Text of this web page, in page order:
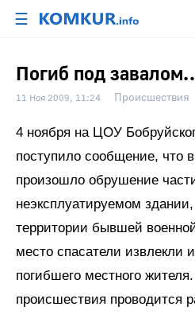
☰
Погиб под
11 Ноя 2009, 11:24 Происшествия
4 ноября на ЦОУ
поступило сообщение, что
произошло обрушение
неэксплуатируемом
территории бывшей
место спасатели извлекли
погибшего местного
происшествия проводится